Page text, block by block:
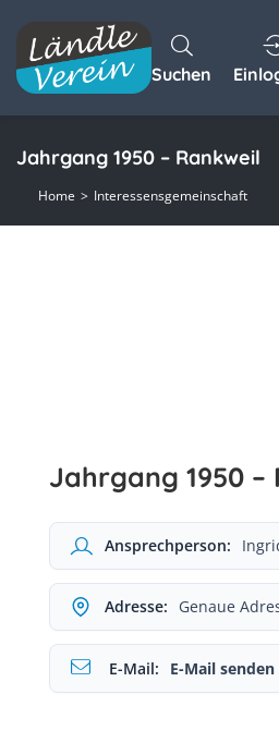
Suchen
Jahrgang 1950 – Rankweil
Home Interessensgemeinschaft
Jahrgang 1950 –
Ansprechperson:
Adresse: Genaue
E-Mail: E-Mail senden